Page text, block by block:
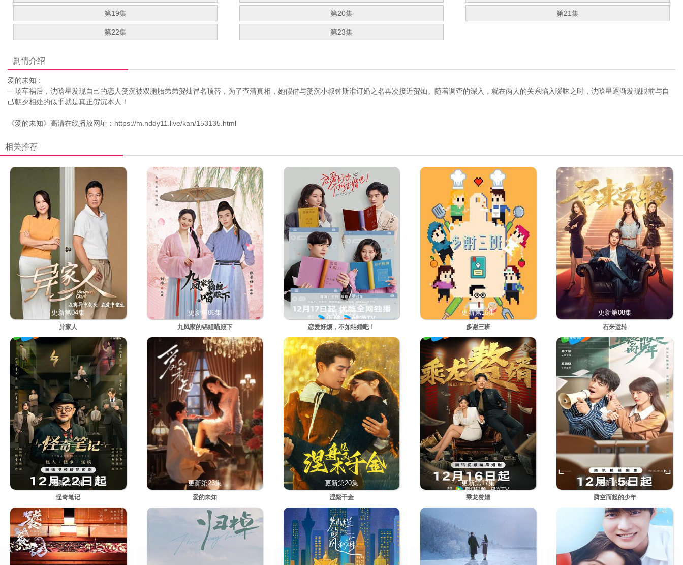
第19集 第20集 第21集
第22集 第23集
剧情介绍
爱的未知：
一场车祸后，沈晗星发现自己的恋人贺沉被双胞胎弟弟贺灿冒名顶替，为了查清真相，她假借与贺沉小叔钟斯淮订婚之名再次接近贺灿。随着调查的深入，就在两人的关系陷入暧昧之时，沈晗星逐渐发现眼前与自
己朝夕相处的似乎就是真正贺沉本人！
《爱的未知》高清在线播放网址： https://m.nddy11.live/kan/153135.html
相关推荐
更新第04集
异家人
更新第06集
九凤家的锦鲤喵殿下
更新第21集
恋爱好烦，不如结婚吧！
更新第16集
多谢三班
更新第08集
石来运转
更新第11集
怪奇笔记
更新第23集
爱的未知
更新第20集
涅槃千金
更新第17集
乘龙赘婿
更新第18集
腾空而起的少年